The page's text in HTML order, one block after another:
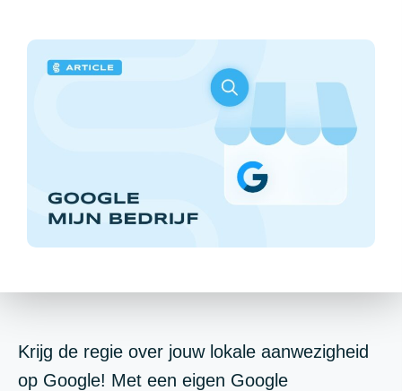
Krijg de regie over jouw lokale aanwezigheid
op Google! Met een eigen Google